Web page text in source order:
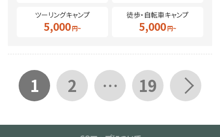
ツーリングキャンプ
5,000
徒歩・自転車キャンプ
5,000
1 2 … 19